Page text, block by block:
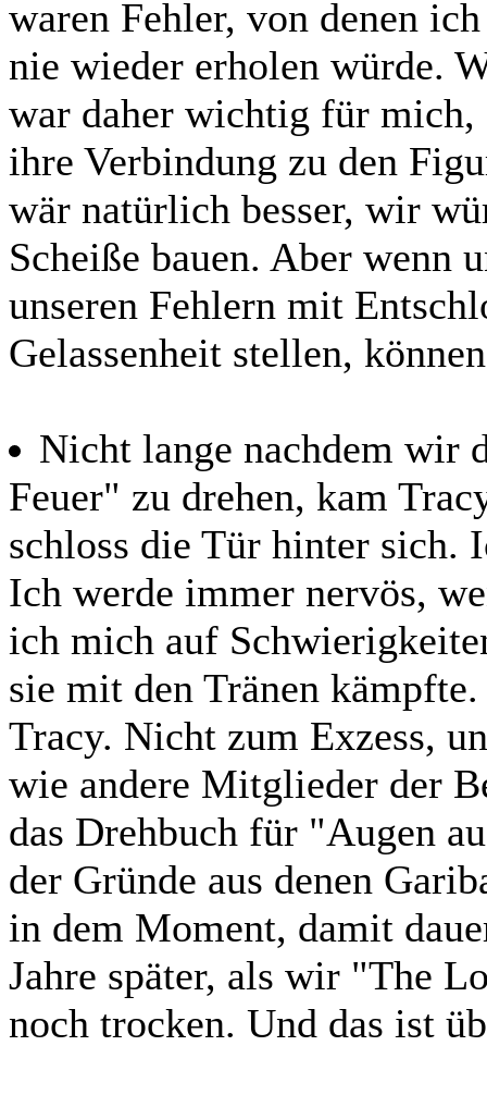
waren Fehler, von denen
nie wieder erholen würde.
war daher wichtig für mich,
ihre Verbindung zu den
wär natürlich besser, wir
Scheiße bauen. Aber wenn
unseren Fehlern mit
Gelassenheit stellen,
Nicht lange nachdem wir
Feuer" zu drehen, kam
schloss die Tür hinter sich.
Ich werde immer nervös,
ich mich auf
sie mit den Tränen
Tracy. Nicht zum Exzess,
wie andere Mitglieder der
das Drehbuch für "Augen
der Gründe aus denen
in dem Moment, damit
Jahre später, als wir "The
noch trocken. Und das ist